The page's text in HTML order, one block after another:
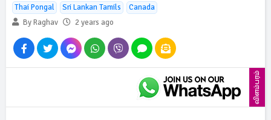
Thai Pongal Sri Lankan Tamils
Canada
By Raghav
2 years ago
விளம்பரம்